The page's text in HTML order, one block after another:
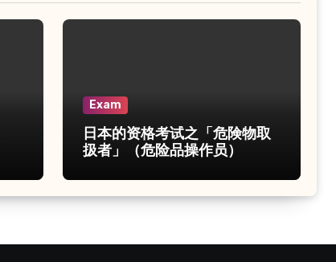
Exam
日本的资格考试之「危険物取
扱者」（危险品操作员）